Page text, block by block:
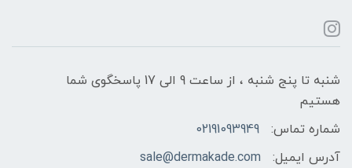
شنبه تا پنج شنبه ، از ساعت 9 الی 17 پاسخگوی شما
هستیم
شماره تماس:
02191093949
آدرس ایمیل:
sale@dermakade.com